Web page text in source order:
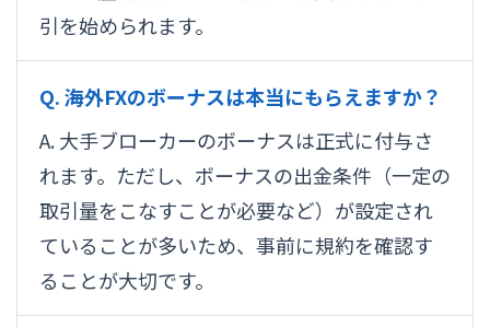
引を始められます。
Q. 海外FXのボーナスは本当にもらえますか？
A. 大手ブローカーのボーナスは正式に付与さ
れます。ただし、ボーナスの出金条件（一定の
取引量をこなすことが必要など）が設定され
ていることが多いため、事前に規約を確認す
ることが大切です。